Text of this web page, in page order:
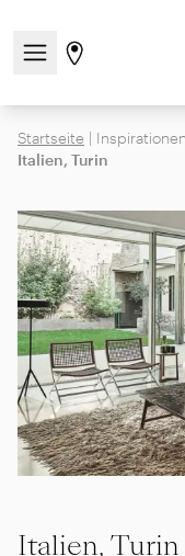
Navigationsmenü
Gehen Sie zur
Startseite | Inspirationen
Italien, Turin
Italien, Turin